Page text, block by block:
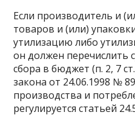
Если производитель и
товаров и (или)
утилизацию либо
он должен перечислить
сбора в бюджет (п. 2, 7
закона от 24.06.1998 №
производства и
регулируется статьей